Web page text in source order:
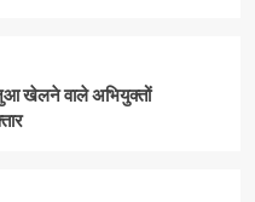
खेलने वाले अभियुक्तों